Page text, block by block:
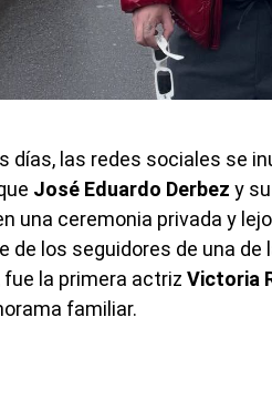
días, las redes sociales se
José Eduardo Derbez y
una ceremonia privada y
de los seguidores de una de
la primera actriz Victoria
familiar.